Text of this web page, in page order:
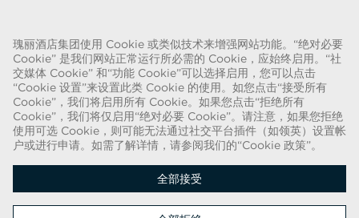
瑰丽酒店集团使用 Cookie 或类似技术来增强网站功能。“绝对必要
Cookie” 是我们网站正常运行所必需的 Cookie，应始终启用。“社
交媒体 Cookie” 和“功能 Cookie”可以选择启用，您可以点击
“Cookie 设置”来设置此类 Cookie 的使用。如您点击“接受所有
Cookie”，我们将启用所有 Cookie。如果您点击“拒绝所有
Cookie”，我们将仅启用“绝对必要 Cookie”。请注意，如果您拒绝
使用可选 Cookie，则可能无法通过社交平台插件（如领英）设置帐
户或进行申请。如需了解详情，请参阅我们的“Cookie 政策”。
全部接受
关于欺诈的警告
我们已得知近期出现一种欺诈手段，有人假扮成招聘人员，谎称可提供瑰丽酒
店集团的聘用合同。这些人使用名称中带有“瑰丽”字样的网络电子邮件帐户实
施此类招揽行动。被欺诈的目标被要求提供个人身份证明的复印件并汇款，以
完成聘用流程。这些招聘属于欺诈行为。瑰丽酒店集团不会要求求职者提供任
何形式的付款。
版权所有 © 2026